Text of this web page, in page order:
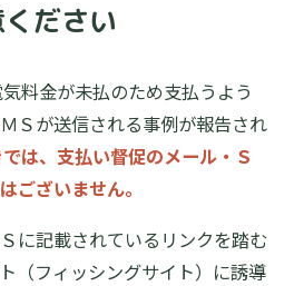
ださい
料金が未払のため支払うよう
Ｓが送信される事例が報告され
は、支払い督促のメール・Ｓ
ございません。
に記載されているリンクを踏む
（フィッシングサイト）に誘導